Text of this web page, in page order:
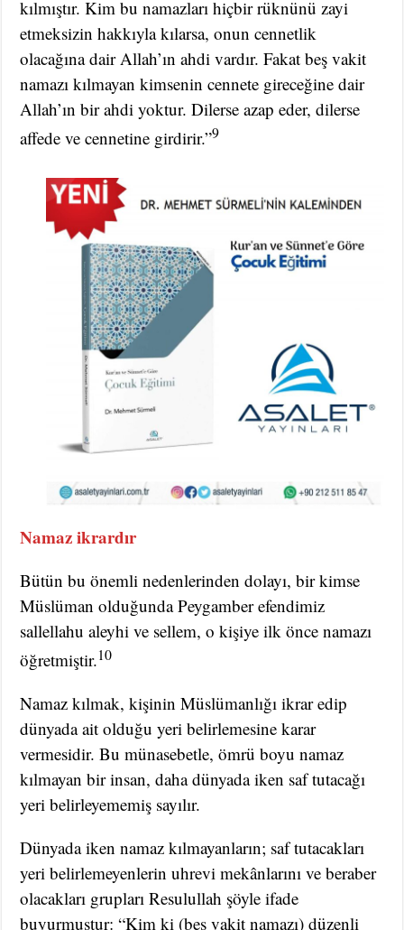
kılmıştır. Kim bu namazları hiçbir rüknünü zayi
etmeksizin hakkıyla kılarsa, onun cennetlik
olacağına dair Allah’ın ahdi vardır. Fakat beş vakit
namazı kılmayan kimsenin cennete gireceğine dair
Allah’ın bir ahdi yoktur. Dilerse azap eder, dilerse
affede ve cennetine girdirir.”9
Namaz ikrardır
Bütün bu önemli nedenlerinden dolayı, bir kimse
Müslüman olduğunda Peygamber efendimiz
sallellahu aleyhi ve sellem, o kişiye ilk önce namazı
öğretmiştir.10
Namaz kılmak, kişinin Müslümanlığı ikrar edip
dünyada ait olduğu yeri belirlemesine karar
vermesidir. Bu münasebetle, ömrü boyu namaz
kılmayan bir insan, daha dünyada iken saf tutacağı
yeri belirleyememiş sayılır.
Dünyada iken namaz kılmayanların; saf tutacakları
yeri belirlemeyenlerin uhrevi mekânlarını ve beraber
olacakları grupları Resulullah şöyle ifade
buyurmuştur: “Kim ki (beş vakit namazı) düzenli